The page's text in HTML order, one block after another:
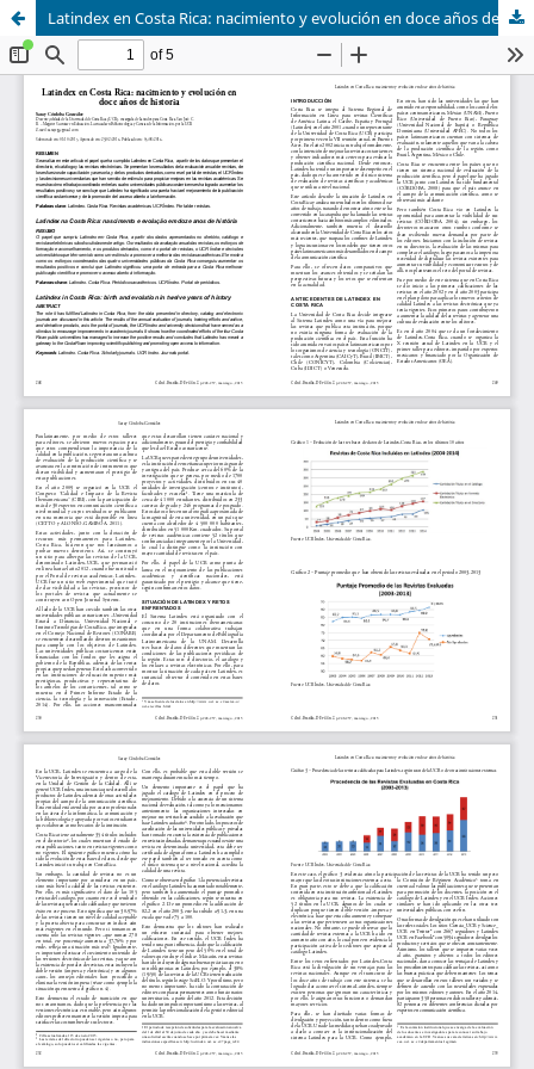
Latindex en Costa Rica: nacimiento y evolución en doce años de historia